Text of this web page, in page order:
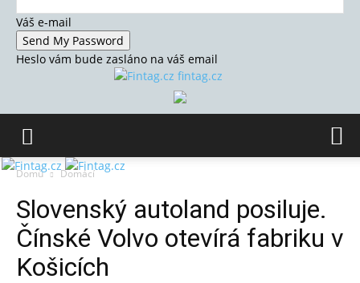
Váš e-mail
Heslo vám bude zasláno na váš email
fintag.cz
Domů Domácí
Slovenský autoland posiluje.
Čínské Volvo otevírá fabriku v
Košicích